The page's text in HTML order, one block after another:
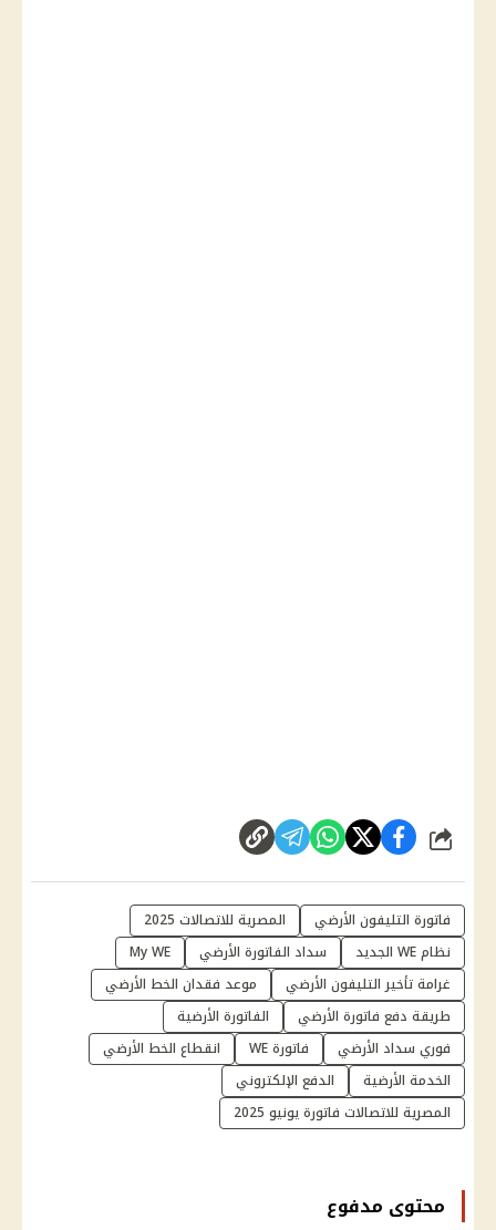
شارك
فاتورة التليفون الأرضي
المصرية للاتصالات 2025
نظام WE الجديد
سداد الفاتورة الأرضي
My WE
غرامة تأخير التليفون الأرضي
موعد فقدان الخط الأرضي
طريقة دفع فاتورة الأرضي
الفاتورة الأرضية
فوري سداد الأرضي
فاتورة WE
انقطاع الخط الأرضي
الخدمة الأرضية
الدفع الإلكتروني
المصرية للاتصالات فاتورة يونيو 2025
محتوى مدفوع